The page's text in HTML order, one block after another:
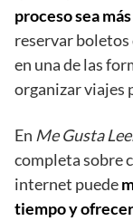
proceso sea
reservar boletos
en una de las
organizar viajes
En Me Gusta
completa sobre
internet puede
tiempo y